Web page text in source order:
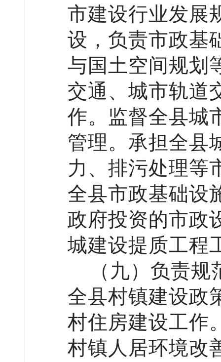
市建设行业发展
设，负责市政基
与国土空间规划
交通、城市轨道
作。监督全县城
管理。承担全县
力、排污处理等
全县市政基础设
政府投资的市政
城建设提质工程
（ 九）负责规
全县村镇建设政
村住房建设工作
村镇人居环境改